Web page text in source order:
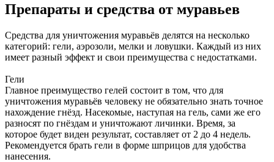
Препараты и средства от муравьев
Средства для уничтожения муравьёв делятся на несколько
категорий: гели, аэрозоли, мелки и ловушки. Каждый из них
имеет разный эффект и свои преимущества с недостатками.
Гели
Главное преимущество гелей состоит в том, что для
уничтожения муравьёв человеку не обязательно знать точное
нахождение гнёзд. Насекомые, наступая на гель, сами же его
разносят по гнёздам и уничтожают личинки. Время, за
которое будет виден результат, составляет от 2 до 4 недель.
Рекомендуется брать гели в форме шприцов для удобства
нанесения.